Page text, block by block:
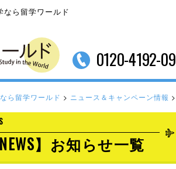
なら留学ワールド
0120-4192-09
ら留学ワールド > ニュース＆キャンペーン情報 >
NEWS】お知らせ一覧